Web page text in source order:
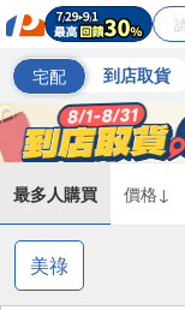
宅配 到店取貨
最多人購買 價格↓
美祿